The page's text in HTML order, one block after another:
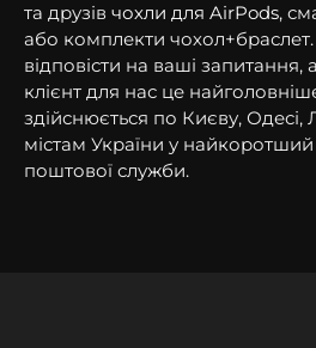
та друзів чохли для AirPods,
або комплекти
відповісти на ваші
клієнт для нас це
здійснюється по Києву, Одесі,
містам України у найкоротший
поштової служби.